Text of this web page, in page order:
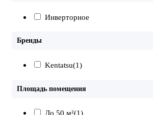
Инверторное
Бренды
Kentatsu(1)
Площадь помещения
До 50 м²(1)